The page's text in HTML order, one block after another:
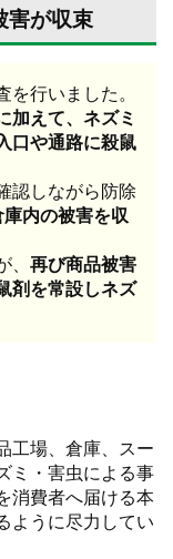
害が収束
行いました。
加えて、ネズミ
口や通路に殺鼠
認しながら防除
内の被害を収
再び商品被害
剤を常設しネズ
工場、倉庫、スー
ミ・害虫による事
消費者へ届ける本
ように尽力してい